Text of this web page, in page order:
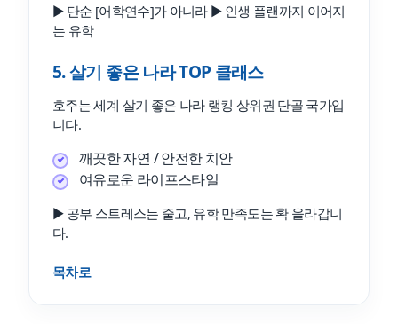
▶ 단순 [어학연수]가 아니라 ▶ 인생 플랜까지 이어지
는 유학
5. 살기 좋은 나라 TOP 클래스
호주는 세계 살기 좋은 나라 랭킹 상위권 단골 국가입
니다.
깨끗한 자연 / 안전한 치안
여유로운 라이프스타일
▶ 공부 스트레스는 줄고, 유학 만족도는 확 올라갑니
다.
목차로